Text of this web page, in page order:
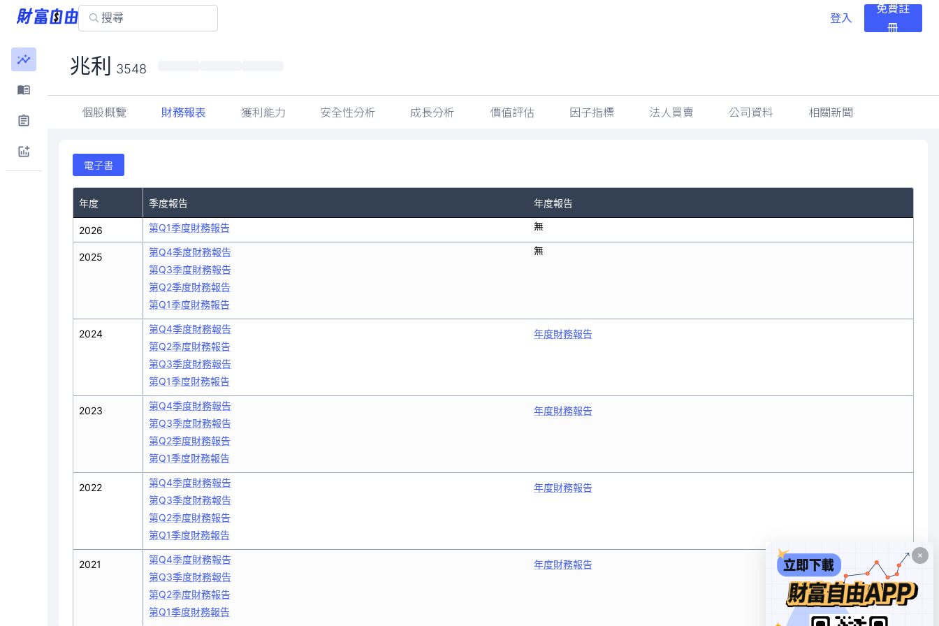
登入
免費註
冊
兆利 3548
個股概覽 財務報表 獲利能力 安全性分析 成長分析 價值評估 因子指標 法人買賣 公司資料 相關新聞
電子書
年度 季度報告 年度報告
2026
2025
2024
2023
2022
2021
第Q1季度財務報告 無
第Q4季度財務報告
第Q3季度財務報告
第Q2季度財務報告
第Q1季度財務報告
無
第Q4季度財務報告
第Q2季度財務報告
第Q3季度財務報告
第Q1季度財務報告
年度財務報告
第Q4季度財務報告
第Q3季度財務報告
第Q2季度財務報告
第Q1季度財務報告
年度財務報告
第Q4季度財務報告
第Q3季度財務報告
第Q2季度財務報告
第Q1季度財務報告
年度財務報告
第Q4季度財務報告
第Q3季度財務報告
第Q2季度財務報告
第Q1季度財務報告
年度財務報告